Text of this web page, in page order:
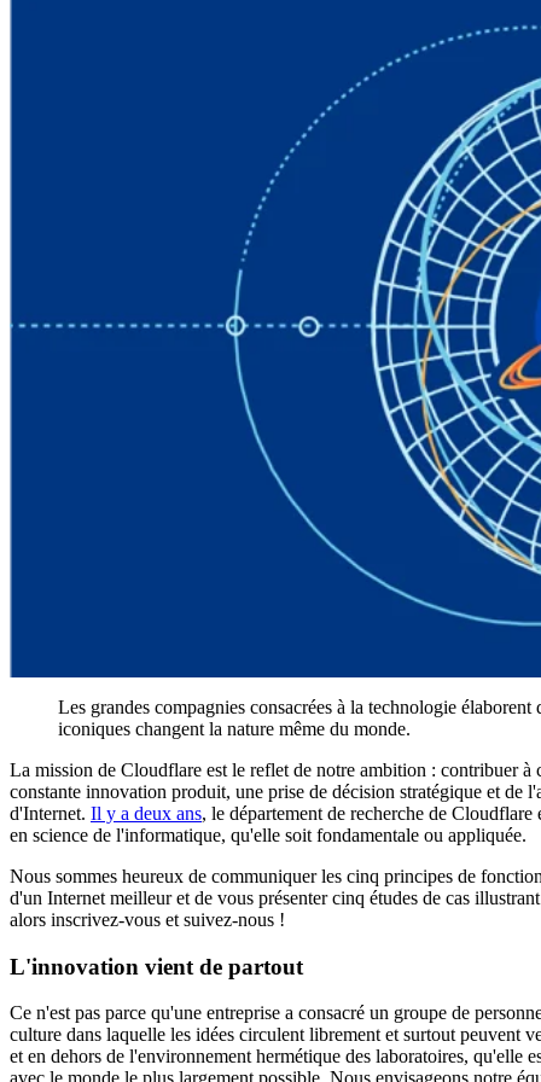
Les grandes compagnies consacrées à la technologie
iconiques changent la nature même du monde.
La mission de Cloudflare est le reflet de notre ambition : contribuer
constante innovation produit, une prise de décision stratégique et de
d'Internet. Il y a deux ans, le département de recherche de
en science de l'informatique, qu'elle soit fondamentale ou appliquée.
Nous sommes heureux de communiquer les cinq principes de
d'un Internet meilleur et de vous présenter cinq études de cas
alors inscrivez-vous et suivez-nous !
L'innovation vient de partout
Ce n'est pas parce qu'une entreprise a consacré un groupe de
culture dans laquelle les idées circulent librement et surtout peuvent
et en dehors de l'environnement hermétique des laboratoires, qu'elle